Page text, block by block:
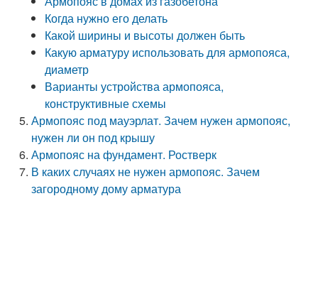
Когда нужно его делать
Какой ширины и высоты должен быть
Какую арматуру использовать для армопояса,
диаметр
Варианты устройства армопояса,
конструктивные схемы
Армопояс под мауэрлат. Зачем нужен армопояс,
нужен ли он под крышу
Армопояс на фундамент. Ростверк
В каких случаях не нужен армопояс. Зачем
загородному дому арматура